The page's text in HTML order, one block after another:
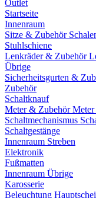
Outlet
Startseite
Innenraum
Sitze & Zubehör
Stuhlschiene
Lenkräder & Zubehör
Übrige
Sicherheitsgurten &
Zubehör
Schaltknauf
Meter & ZubehörMeter
Schaltmechanismus
Schaltgestänge
Innenraum Streben
Elektronik
Fußmatten
Innenraum Übrige
Karosserie
Beleuchtung